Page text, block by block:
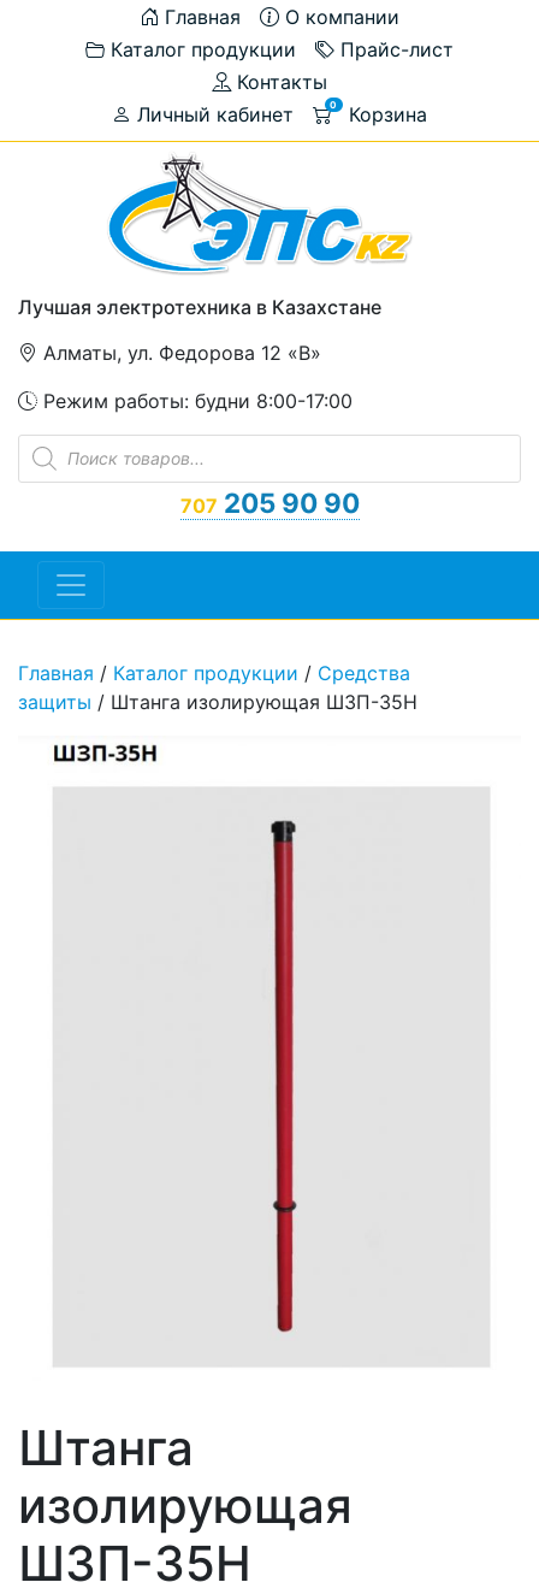
Главная
О компании
Каталог продукции
Прайс-лист
Контакты
Личный кабинет
0 Корзина
Лучшая электротехника в Казахстане
Алматы, ул. Федорова 12 «В»
Режим работы: будни 8:00-17:00
Поиск
товаров
707 205 90 90
Главная / Каталог продукции / Средства
защиты / Штанга изолирующая ШЗП-35Н
Штанга
изолирующая
ШЗП-35Н